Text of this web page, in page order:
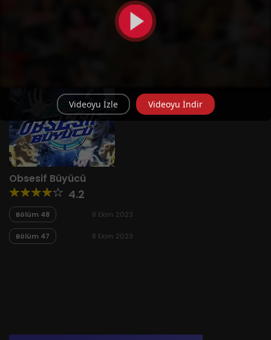
Obsesif Büyücü
4.2
Bölüm 48 8 Ekim 2023
Bölüm 47 8 Ekim 2023
Videoyu İzle Videoyu İndir